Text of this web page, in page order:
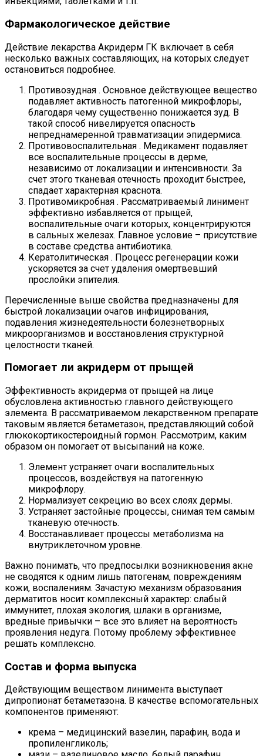
Фармакологическое действие
Действие лекарства Акридерм ГК включает в себя
несколько важных составляющих, на которых следует
остановиться подробнее.
Противозудная . Основное действующее вещество
подавляет активность патогенной микрофлоры,
благодаря чему существенно понижается зуд. В
такой способ нивелируется опасность
непреднамеренной травматизации эпидермиса.
Противовоспалительная . Медикамент подавляет
все воспалительные процессы в дерме,
независимо от локализации и интенсивности. За
счет этого тканевая отечность проходит быстрее,
спадает характерная краснота.
Противомикробная . Рассматриваемый линимент
эффективно избавляется от прыщей,
воспалительные очаги которых, концентрируются
в сальных железах. Главное условие – присутствие
в составе средства антибиотика.
Кератолитическая . Процесс регенерации кожи
ускоряется за счет удаления омертвевший
прослойки эпителия.
Перечисленные выше свойства предназначены для
быстрой локализации очагов инфицирования,
подавления жизнедеятельности болезнетворных
микроорганизмов и восстановления структурной
целостности тканей.
Помогает ли акридерм от прыщей
Эффективность акридерма от прыщей на лице
обусловлена активностью главного действующего
элемента. В рассматриваемом лекарственном препарате
таковым является бетаметазон, представляющий собой
глюкокортикостероидный гормон. Рассмотрим, каким
образом он помогает от высыпаний на коже.
Элемент устраняет очаги воспалительных
процессов, воздействуя на патогенную
микрофлору.
Нормализует секрецию во всех слоях дермы.
Устраняет застойные процессы, снимая тем самым
тканевую отечность.
Восстанавливает процессы метаболизма на
внутриклеточном уровне.
Важно понимать, что предпосылки возникновения акне
не сводятся к одним лишь патогенам, повреждениям
кожи, воспалениям. Зачастую механизм образования
дерматитов носит комплексный характер: слабый
иммунитет, плохая экология, шлаки в организме,
вредные привычки – все это влияет на вероятность
проявления недуга. Потому проблему эффективнее
решать комплексно.
Состав и форма выпуска
Действующим веществом линимента выступает
дипропионат бетаметазона. В качестве вспомогательных
компонентов применяют:
крема – медицинский вазелин, парафин, вода и
пропиленгликоль;